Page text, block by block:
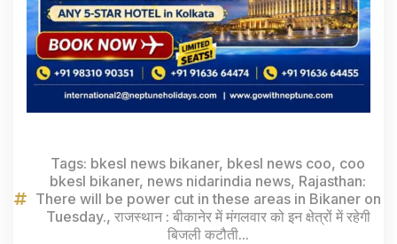
Tags: bkesl news bikaner, bkesl news coo, coo
bkesl bikaner, news nidarindia news, Rajasthan:
There will be power cut in these areas in Bikaner on
Tuesday., राजस्थान : बीकानेर में मंगलवार को इन क्षेत्रों में रहेगी
बिजली कटौती...